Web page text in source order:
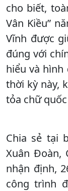
cho biết,
Vân Kiều”
Vĩnh được
đúng với
hiểu và
thời kỳ này,
tỏa chữ
Chia sẻ tại
Xuân Đoàn,
nhận định,
công trình